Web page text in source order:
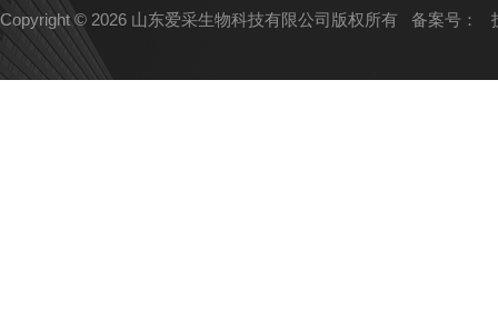
Copyright © 2026 山东爱采生物科技有限公司版权所有 备案号：